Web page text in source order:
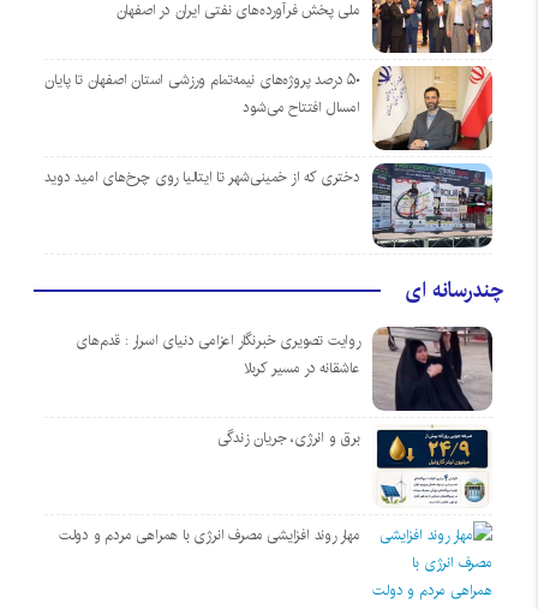
ملی پخش فرآورده‌های نفتی ایران در اصفهان
۵۰ درصد پروژه‌های نیمه‌تمام ورزشی استان اصفهان تا پایان
امسال افتتاح می‌شود
دختری که از خمینی‌شهر تا ایتالیا روی چرخ‌های امید دوید
چندرسانه ای
روایت تصویری خبرنگار اعزامی دنیای اسرار : قدم‌های
عاشقانه در مسیر کربلا
برق و انرژی، جریان زندگی
مهار روند افزایشی مصرف انرژی با همراهی مردم و دولت